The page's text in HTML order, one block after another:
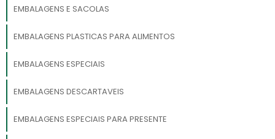
EMBALAGENS E SACOLAS
EMBALAGENS PLASTICAS PARA ALIMENTOS
EMBALAGENS ESPECIAIS
EMBALAGENS DESCARTAVEIS
EMBALAGENS ESPECIAIS PARA PRESENTE